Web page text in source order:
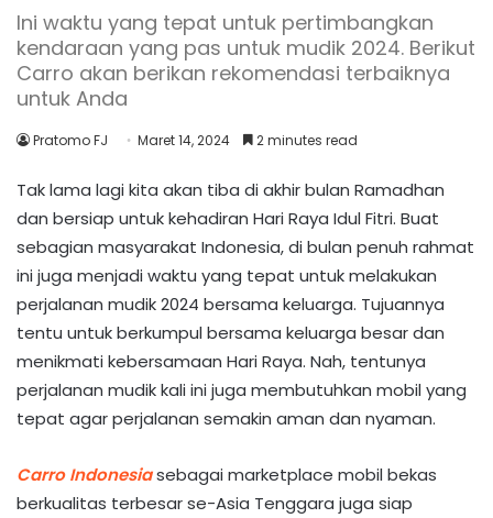
Ini waktu yang tepat untuk pertimbangkan
kendaraan yang pas untuk mudik 2024. Berikut
Carro akan berikan rekomendasi terbaiknya
untuk Anda
Pratomo FJ Maret 14, 2024 2 minutes read
Tak lama lagi kita akan tiba di akhir bulan Ramadhan
dan bersiap untuk kehadiran Hari Raya Idul Fitri. Buat
sebagian masyarakat Indonesia, di bulan penuh rahmat
ini juga menjadi waktu yang tepat untuk melakukan
perjalanan mudik 2024 bersama keluarga. Tujuannya
tentu untuk berkumpul bersama keluarga besar dan
menikmati kebersamaan Hari Raya. Nah, tentunya
perjalanan mudik kali ini juga membutuhkan mobil yang
tepat agar perjalanan semakin aman dan nyaman.
Carro Indonesiasebagai marketplace mobil bekas
berkualitas terbesar se-Asia Tenggara juga siap